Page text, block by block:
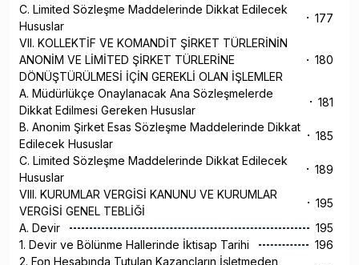
C. Limited Sözleşme Maddelerinde Dikkat Edilecek
Hususlar
177
VII. KOLLEKTİF VE KOMANDİT ŞİRKET TÜRLERİNİN
ANONİM VE LİMİTED ŞİRKET TÜRLERİNE
DÖNÜŞTÜRÜLMESİ İÇİN GEREKLİ OLAN İŞLEMLER
180
A. Müdürlükçe Onaylanacak Ana Sözleşmelerde
Dikkat Edilmesi Gereken Hususlar
181
B. Anonim Şirket Esas Sözleşme Maddelerinde Dikkat
Edilecek Hususlar
185
C. Limited Sözleşme Maddelerinde Dikkat Edilecek
Hususlar
189
VIII. KURUMLAR VERGİSİ KANUNU VE KURUMLAR
VERGİSİ GENEL TEBLİĞİ
195
A. Devir
195
1. Devir ve Bölünme Hallerinde İktisap Tarihi
196
2. Fon Hesabında Tutulan Kazançların İşletmeden